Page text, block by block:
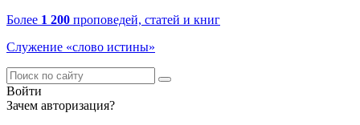
Более 1 200 проповедей, статей и книг
Служение «слово истины»
Войти
Зачем авторизация?